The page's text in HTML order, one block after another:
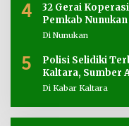
4
32 Gerai
Pemkab
Di Nunukan
5
Polisi Selidiki
Kaltara, Sumber
Di Kabar Kaltara